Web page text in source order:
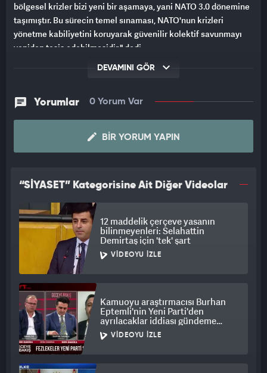
bölgesel krizler bizi yeni bir aşamaya, yani NATO 3.0 dönemine
taşımıştır. Bu sürecin temel sınaması, NATO'nun krizleri
yönetme kabiliyetini koruyarak güvenilir kolektif savunmayı
yeniden tesis edebilmesidir." dedi.
DEVAMINI GÖR
Yorumlar 0 Yorum Var
BIR YORUM YAPIN
“SİYASET” Kategorisine Ait Diğer Videolar
12 maddelik çerçeve yasanın
bilinmeyenleri: Selahattin
Demirtaş için 'tek' şart
VIDEOYU İZLE
Kamuoyu araştırmacısı Burhan
Eptemli'nin Yeni Parti'den
ayrılacaklar iddiası gündeme
bomba gibi düştü
VIDEOYU İZLE